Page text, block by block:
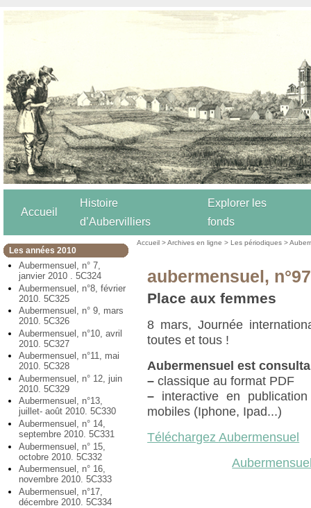
Accueil
Histoire
d’Aubervilliers
Explorer les
fonds
Les années 2010
Aubermensuel, n° 7,
janvier 2010 . 5C324
Aubermensuel, n°8, février
2010. 5C325
Aubermensuel, n° 9, mars
2010. 5C326
Aubermensuel, n°10, avril
2010. 5C327
Aubermensuel, n°11, mai
2010. 5C328
Aubermensuel, n° 12, juin
2010. 5C329
Aubermensuel, n°13,
juillet- août 2010. 5C330
Aubermensuel, n° 14,
septembre 2010. 5C331
Aubermensuel, n° 15,
octobre 2010. 5C332
Aubermensuel, n° 16,
novembre 2010. 5C333
Aubermensuel, n°17,
décembre 2010. 5C334
Accueil >Archives en ligne >Les périodiques >
aubermensuel,
Place aux femmes
8 mars, Journée
toutes et tous !
Aubermensuel est
– classique au format PDF
– interactive en
mobiles (Iphone, Ipad...)
Téléchargez Aubermensuel